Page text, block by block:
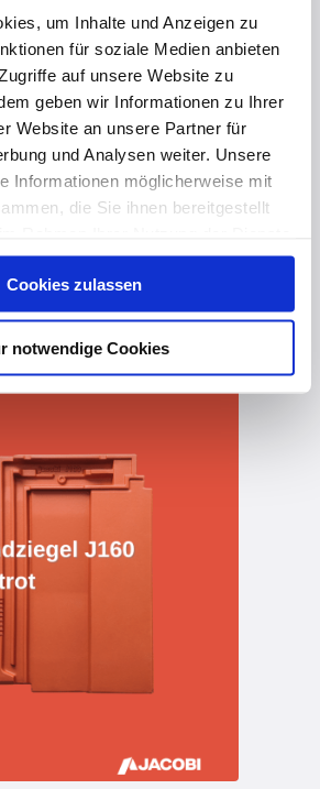
um Inhalte und Anzeigen zu
für soziale Medien anbieten
auf unsere Website zu
geben wir Informationen zu Ihrer
Website an unsere Partner für
und Analysen weiter. Unsere
Informationen möglicherweise mit
die Sie ihnen bereitgestellt
finden Sie Informationen zum
Impressum.
Cookies zulassen
notwendige Cookies
vor 1 Jahr